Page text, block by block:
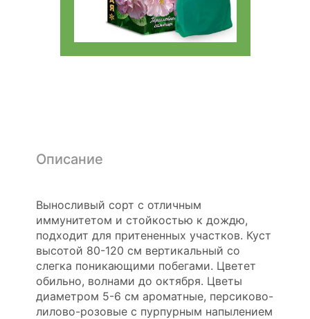
Описание
Выносливый сорт с отличным
иммунитетом и стойкостью к дождю,
подходит для притененных участков. Куст
высотой 80-120 см вертикальный со
слегка поникающими побегами. Цветет
обильно, волнами до октября. Цветы
диаметром 5-6 см ароматные, персиково-
лилово-розовые с пурпурным напылением